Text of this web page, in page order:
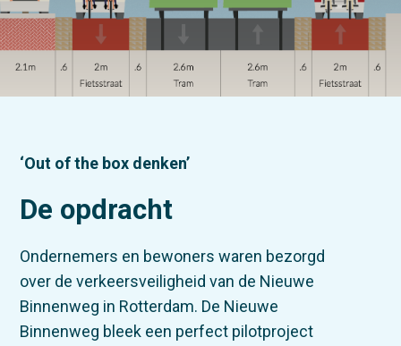
‘Out of the box denken’
De opdracht
Ondernemers en bewoners waren bezorgd
over de verkeersveiligheid van de Nieuwe
Binnenweg in Rotterdam. De Nieuwe
Binnenweg bleek een perfect pilotproject